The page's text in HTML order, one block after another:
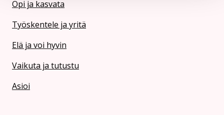
Opi ja kasvata
Työskentele ja yritä
Elä ja voi hyvin
Vaikuta ja tutustu
Asioi